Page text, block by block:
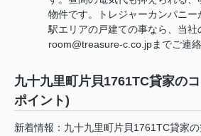
物件です。トレジャーカンパニー
駅エリアの戸建ての事なら、当社
room@treasure-c.co.jpまでご連絡
九十九里町片貝1761TC貸家の
ポイント)
新着情報：九十九里町片貝1761TC貸家の